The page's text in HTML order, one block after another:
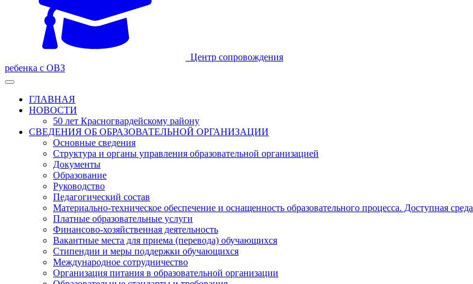
Центр сопровождения
ребенка с ОВЗ
ГЛАВНАЯ
НОВОСТИ
50 лет Красногвардейскому району
СВЕДЕНИЯ ОБ ОБРАЗОВАТЕЛЬНОЙ ОРГАНИЗАЦИИ
Основные сведения
Структура и органы управления образовательной организацией
Документы
Образование
Руководство
Педагогический состав
Материально-техническое обеспечение и оснащенность образовательного процесса. Доступная среда
Платные образовательные услуги
Финансово-хозяйственная деятельность
Вакантные места для приема (перевода) обучающихся
Стипендии и меры поддержки обучающихся
Международное сотрудничество
Организация питания в образовательной организации